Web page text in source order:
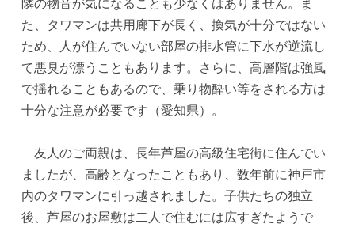
隣の物音が気になることも少なくはありません。ま
た、タワマンは共用廊下が長く、換気が十分ではない
ため、人が住んでいない部屋の排水管に下水が逆流し
て悪臭が漂うこともあります。さらに、高層階は強風
で揺れることもあるので、乗り物酔い等をされる方は
十分な注意が必要です（愛知県）。
友人のご両親は、長年芦屋の高級住宅街に住んでい
ましたが、高齢となったこともあり、数年前に神戸市
内のタワマンに引っ越されました。子供たちの独立
後、芦屋のお屋敷は二人で住むには広すぎたようで